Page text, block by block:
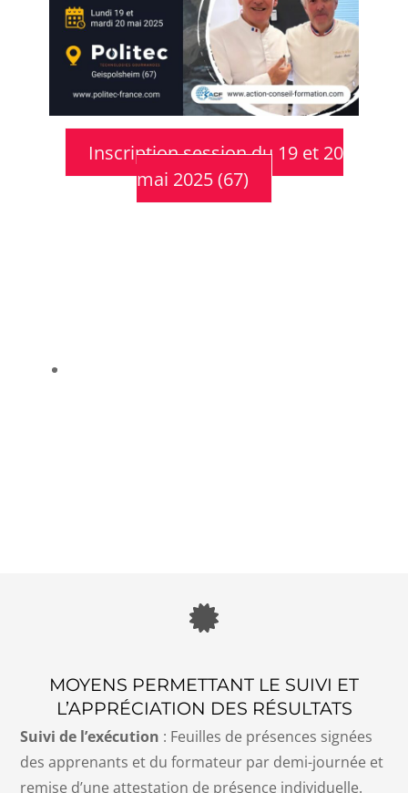
Inscription session du 19 et 20
mai 2025 (67)
MOYENS PERMETTANT LE SUIVI ET
L’APPRÉCIATION DES RÉSULTATS
Suivi de l’exécution : Feuilles de présences signées
des apprenants et du formateur par demi-journée et
remise d’une attestation de présence individuelle.